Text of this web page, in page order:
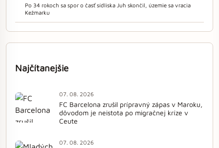
Po 34 rokoch sa spor o časť sídliska Juh skončil, územie sa vracia
Kežmarku
Najčítanejšie
07. 08. 2026
FC Barcelona zrušil prípravný zápas v Maroku,
dôvodom je neistota po migračnej kríze v
Ceute
07. 08. 2026